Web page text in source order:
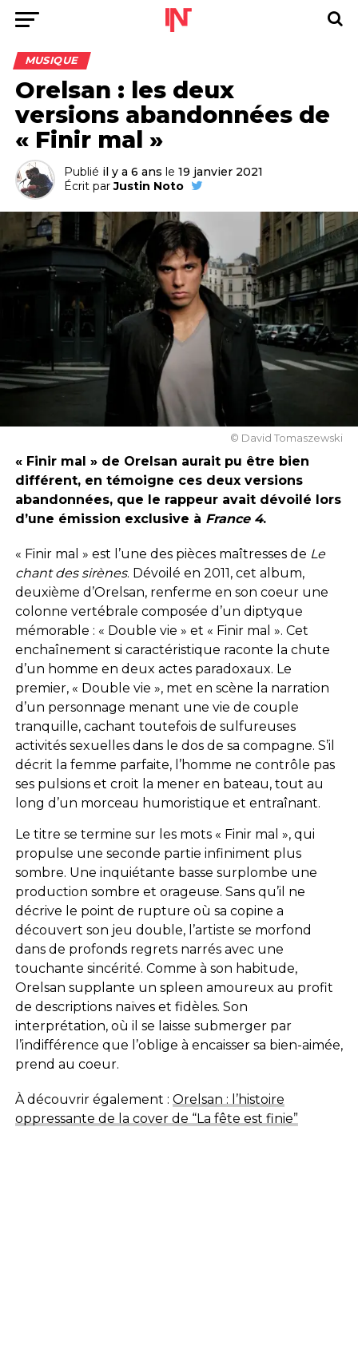
MUSIQUE
Orelsan : les deux
versions abandonnées de
« Finir mal »
Publié il y a 6 ans le 19 janvier 2021
Écrit par Justin Noto
© David Tomaszewski
« Finir mal » de Orelsan aurait pu être bien
différent, en témoigne ces deux versions
abandonnées, que le rappeur avait dévoilé lors
d’une émission exclusive à France 4.
« Finir mal » est l’une des pièces maîtresses de Le
chant des sirènes. Dévoilé en 2011, cet album,
deuxième d’Orelsan, renferme en son coeur une
colonne vertébrale composée d’un diptyque
mémorable : « Double vie » et « Finir mal ». Cet
enchaînement si caractéristique raconte la chute
d’un homme en deux actes paradoxaux. Le
premier, « Double vie », met en scène la narration
d’un personnage menant une vie de couple
tranquille, cachant toutefois de sulfureuses
activités sexuelles dans le dos de sa compagne. S’il
décrit la femme parfaite, l’homme ne contrôle pas
ses pulsions et croit la mener en bateau, tout au
long d’un morceau humoristique et entraînant.
Le titre se termine sur les mots « Finir mal », qui
propulse une seconde partie infiniment plus
sombre. Une inquiétante basse surplombe une
production sombre et orageuse. Sans qu’il ne
décrive le point de rupture où sa copine a
découvert son jeu double, l’artiste se morfond
dans de profonds regrets narrés avec une
touchante sincérité. Comme à son habitude,
Orelsan supplante un spleen amoureux au profit
de descriptions naïves et fidèles. Son
interprétation, où il se laisse submerger par
l’indifférence que l’oblige à encaisser sa bien-aimée,
prend au coeur.
À découvrir également : Orelsan : l’histoire
oppressante de la cover de “La fête est finie”